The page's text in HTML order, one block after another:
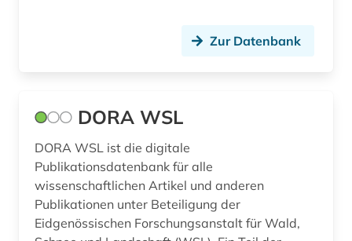
bildung in der sozialarbeit (1)
bildungspolitik (1)
bildungstheorie (1)
bildungswesen (1)
Zur Datenbank
DORA WSL
DORA WSL ist die digitale
Publikationsdatenbank für alle
wissenschaftlichen Artikel und anderen
Publikationen unter Beteiligung der
Eidgenössischen Forschungsanstalt für Wald,